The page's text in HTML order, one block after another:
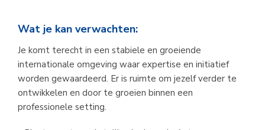
Wat je kan verwachten:
Je komt terecht in een stabiele en groeiende
internationale omgeving waar expertise en initiatief
worden gewaardeerd. Er is ruimte om jezelf verder te
ontwikkelen en door te groeien binnen een
professionele setting.